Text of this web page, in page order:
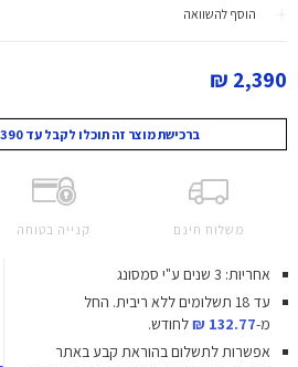
הוסף להשוואה
2,390 ₪
ברכישת מוצר זה תוכלו לקבל עד 2,390 נקודות מועדון!
משלוח חינם קנייה בטוחה
אחריות: 3 שנים ע"י סמסונג
עד 18 תשלומים ללא ריבית.
החל
מ-132.77 ₪
לחודש.
אפשרות לתשלום בהוראת קבע באתר